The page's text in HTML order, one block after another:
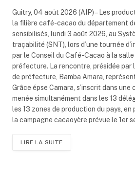
Guitry, 04 août 2026 (AIP) – Les
la filière café-cacao du département
sensibilisés, lundi 3 août 2026, au
traçabilité (SNT), lors d’une tournée
par le Conseil du Café-Cacao à la
préfecture. La rencontre, présidée par
de préfecture, Bamba Amara,
Grâce épse Camara, s’inscrit dans
menée simultanément dans les 13
les 13 zones de production du pays, en
la campagne cacaoyère prévue le 1er
LIRE LA SUITE